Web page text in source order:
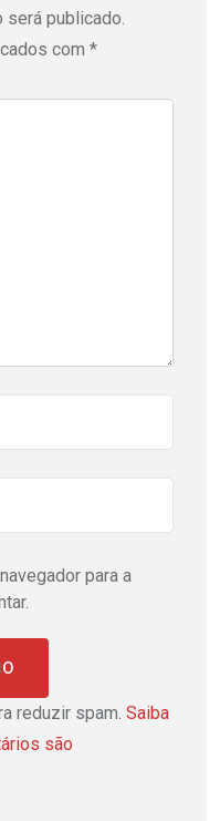
será publicado.
com *
para a
reduzir spam. Saiba
são